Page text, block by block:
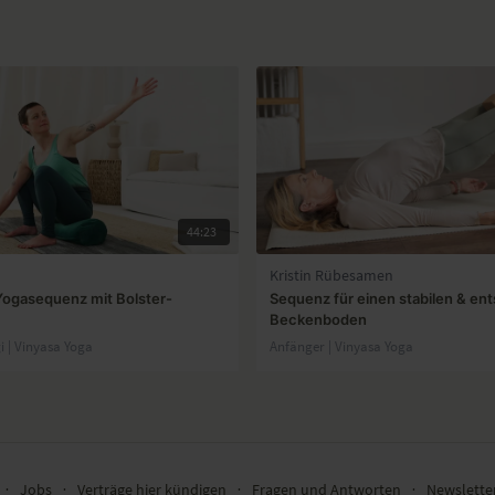
44:23
mit Bolster-
| Vinyasa Yoga
Kristin Rübesamen
Sequenz für einen stabilen &
Beckenboden
Anfänger | Vinyasa Yoga
∙ Jobs ∙ Verträge hier kündigen ∙ Fragen und Antworten ∙